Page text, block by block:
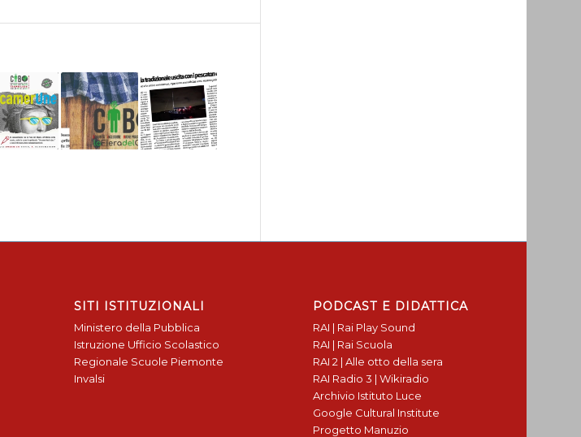
SITI ISTITUZIONALI
Ministero della Pubblica
Istruzione Ufficio Scolastico
Regionale Scuole Piemonte
Invalsi
PODCAST E DIDATTICA
RAI | Rai Play Sound
RAI | Rai Scuola
RAI 2 | Alle otto della sera
RAI Radio 3 | Wikiradio
Archivio Istituto Luce
Google Cultural Institute
Progetto Manuzio